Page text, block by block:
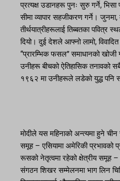
प्रत्यक्ष उडानहरू पुनः सुरु गर्ने,
सीमा व्यापार सहजीकरण गर्ने।
तीर्थयात्रीहरूलाई तिब्बतका पवित्र
दियो। दुई देशले आफ्नो लामो,
“प्रारम्भिक फसल” समाधानको
उनीहरू बीचको ऐतिहासिक तनावको
१९६२ मा उनीहरूले लडेको युद्ध पनि
मोदीले यस महिनाको अन्त्यमा हुने
समूह – एसियामा अमेरिकी प्रभावको
रूसको नेतृत्वमा रहेको क्षेत्रीय समूह –
संगठन शिखर सम्मेलनमा भाग लिन